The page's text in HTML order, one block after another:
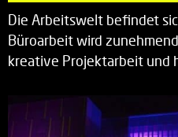
Die Arbeitswelt befindet
Büroarbeit wird
kreative Projektarbeit und